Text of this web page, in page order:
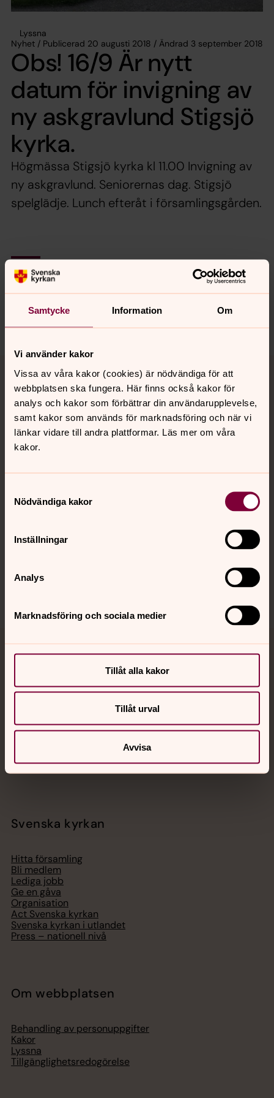
Samtycke Information Om
Vi använder kakor
Vissa av våra kakor (cookies) är nödvändiga för att
webbplatsen ska fungera. Här finns också kakor för
analys och kakor som förbättrar din användarupplevelse,
samt kakor som används för marknadsföring och när vi
länkar vidare till andra plattformar. Läs mer om våra
kakor.
Nödvändiga kakor
Inställningar
Analys
Marknadsföring och sociala medier
Tillåt alla kakor
Tillåt urval
Avvisa
Lyssna
Nyhet / Publicerad 20 augusti 2018 / Ändrad 3 september 2018
Obs! 16/9 Är nytt
datum för invigning av
ny askgravlund Stigsjö
kyrka.
Högmässa Stigsjö kyrka kl 11.00 Invigning av
ny askgravlund. Seniorernas dag. Stigsjö
spelglädje. Lunch efteråt i församlingsgården.
Synpunkter eller frågor på sidans
innehåll?
Tillbaka till toppen
Tillbaka till innehållet
Kontakt
Kalender
Jourhavande präst
Akut samtals- och krisstöd. Prata eller chatta anonymt
med en präst på kvällar och nätter.
Chatt
Telefon 112
Svenska kyrkan
Hitta församling
Bli medlem
Lediga jobb
Ge en gåva
Organisation
Act Svenska kyrkan
Svenska kyrkan i utlandet
Press – nationell nivå
Om webbplatsen
Behandling av personuppgifter
Kakor
Lyssna
Tillgänglighetsredogörelse